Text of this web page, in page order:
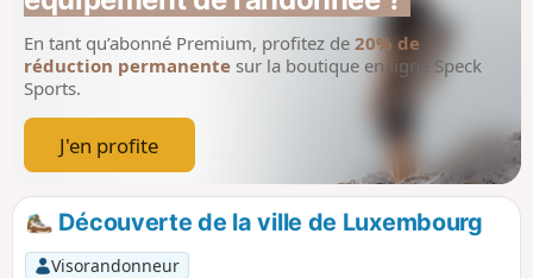
En tant qu’abonné Premium, profitez de 20% de
réduction permanente sur la boutique en ligne Speck
Sports.
J'en profite
Découverte de la ville de Luxembourg
Visorandonneur